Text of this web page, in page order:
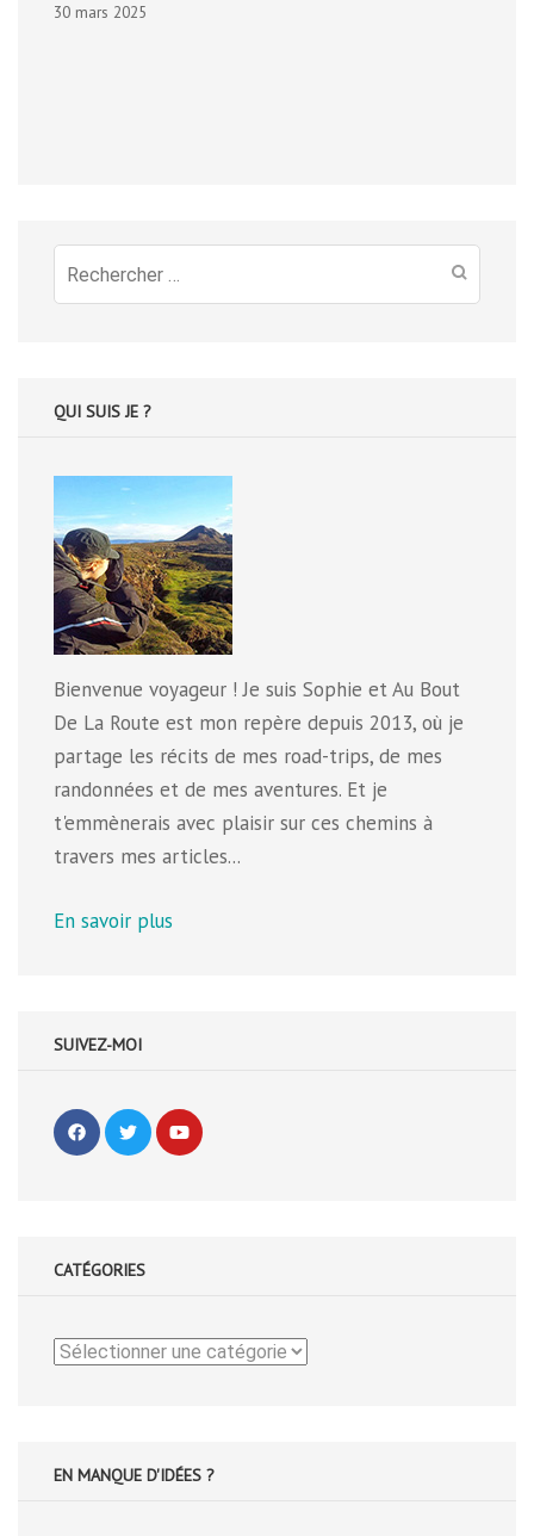
30 mars 2025
Recherche
pour
QUI SUIS JE ?
Bienvenue voyageur ! Je suis Sophie et Au Bout
De La Route est mon repère depuis 2013, où je
partage les récits de mes road-trips, de mes
randonnées et de mes aventures. Et je
t'emmènerais avec plaisir sur ces chemins à
travers mes articles...
En savoir plus
SUIVEZ-MOI
CATÉGORIES
Catégories
EN MANQUE D'IDÉES ?